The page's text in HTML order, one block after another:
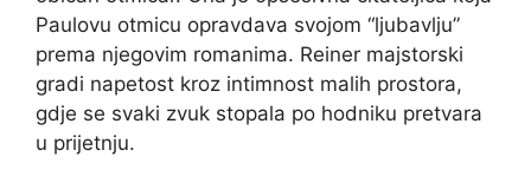
Paulovu otmicu opravdava svojom “ljubavlju”
prema njegovim romanima. Reiner majstorski
gradi napetost kroz intimnost malih prostora,
gdje se svaki zvuk stopala po hodniku pretvara
u prijetnju.